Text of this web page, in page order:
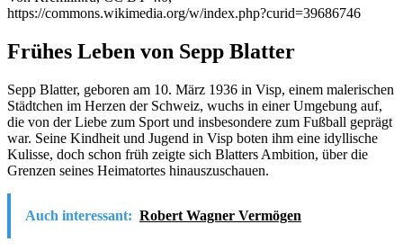
https://commons.wikimedia.org/w/index.php?curid=39686746
Frühes Leben von Sepp Blatter
Sepp Blatter, geboren am 10. März 1936 in Visp, einem malerischen
Städtchen im Herzen der Schweiz, wuchs in einer Umgebung auf,
die von der Liebe zum Sport und insbesondere zum Fußball geprägt
war. Seine Kindheit und Jugend in Visp boten ihm eine idyllische
Kulisse, doch schon früh zeigte sich Blatters Ambition, über die
Grenzen seines Heimatortes hinauszuschauen.
Auch interessant: Robert Wagner Vermögen